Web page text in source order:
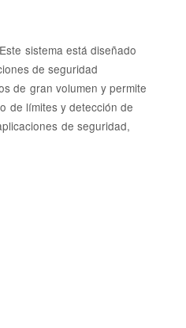
sistema está diseñado
de seguridad
de gran volumen y permite
de límites y detección de
de seguridad,